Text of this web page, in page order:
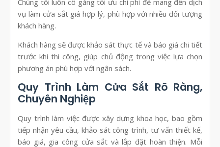
vụ làm cửa sắt giá hợp lý, phù hợp với nhiều đối tượng
khách hàng.
Khách hàng sẽ được khảo sát thực tế và báo giá chi tiết
trước khi thi công, giúp chủ động trong việc lựa chọn
phương án phù hợp với ngân sách.
Quy Trình Làm Cửa Sắt Rõ Ràng,
Chuyên Nghiệp
Quy trình làm việc được xây dựng khoa học, bao gồm
tiếp nhận yêu cầu, khảo sát công trình, tư vấn thiết kế,
báo giá, gia công cửa sắt và lắp đặt hoàn thiện. Mỗi